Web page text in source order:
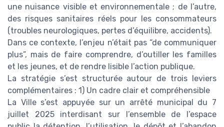
une nuisance visible et environnementale ; de l’autre,
des risques sanitaires réels pour les consommateurs
(troubles neurologiques, pertes d’équilibre, accidents).
Dans ce contexte, l’enjeu n’était pas “de communiquer
plus”, mais de faire comprendre, d’outiller les familles
et les jeunes, et de rendre lisible l’action publique.
La stratégie s’est structurée autour de trois leviers
complémentaires : 1) Un cadre clair et compréhensible
La Ville s’est appuyée sur un arrêté municipal du 7
juillet 2025 interdisant sur l’ensemble de l’espace